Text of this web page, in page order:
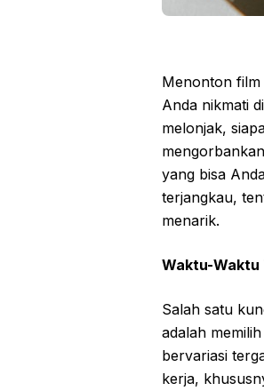
Menonton film
Anda nikmati
melonjak,
yang bisa
terjangkau,
menarik.
Waktu-Waktu
Salah satu
adalah
bervariasi
kerja,